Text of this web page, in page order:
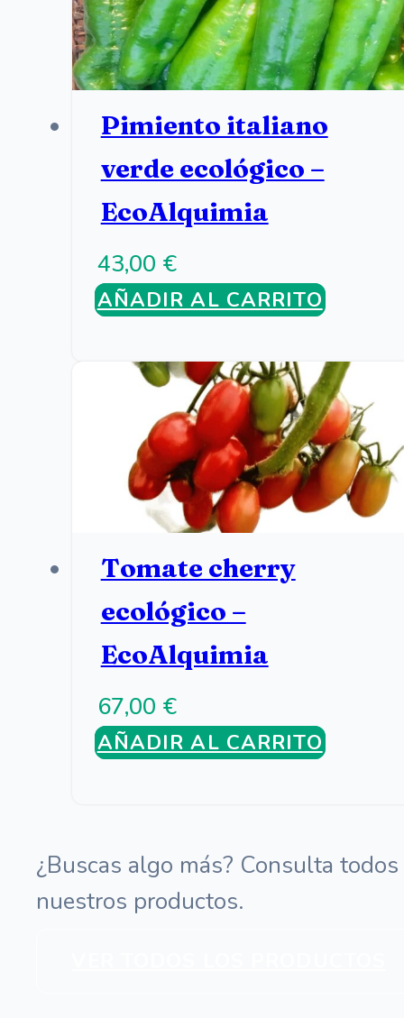
Pimiento italiano
verde ecológico –
EcoAlquimia
43,00 €
AÑADIR AL CARRITO
Tomate cherry
ecológico –
EcoAlquimia
67,00 €
AÑADIR AL CARRITO
¿Buscas algo más? Consulta todos
nuestros productos.